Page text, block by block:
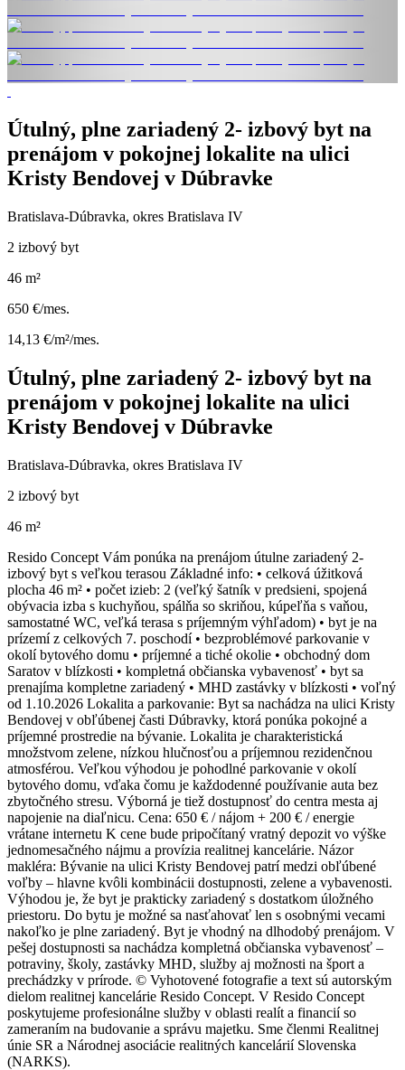
Útulný, plne zariadený 2- izbový byt na
prenájom v pokojnej lokalite na ulici
Kristy Bendovej v Dúbravke
Bratislava-Dúbravka, okres Bratislava IV
2 izbový byt
46 m²
650 €/mes.
14,13 €/m²/mes.
Útulný, plne zariadený 2- izbový byt na
prenájom v pokojnej lokalite na ulici
Kristy Bendovej v Dúbravke
Bratislava-Dúbravka, okres Bratislava IV
2 izbový byt
46 m²
Resido Concept Vám ponúka na prenájom útulne zariadený 2-
izbový byt s veľkou terasou Základné info: • celková úžitková
plocha 46 m² • počet izieb: 2 (veľký šatník v predsieni, spojená
obývacia izba s kuchyňou, spálňa so skriňou, kúpeľňa s vaňou,
samostatné WC, veľká terasa s príjemným výhľadom) • byt je na
prízemí z celkových 7. poschodí • bezproblémové parkovanie v
okolí bytového domu • príjemné a tiché okolie • obchodný dom
Saratov v blízkosti • kompletná občianska vybavenosť • byt sa
prenajíma kompletne zariadený • MHD zastávky v blízkosti • voľný
od 1.10.2026 Lokalita a parkovanie: Byt sa nachádza na ulici Kristy
Bendovej v obľúbenej časti Dúbravky, ktorá ponúka pokojné a
príjemné prostredie na bývanie. Lokalita je charakteristická
množstvom zelene, nízkou hlučnosťou a príjemnou rezidenčnou
atmosférou. Veľkou výhodou je pohodlné parkovanie v okolí
bytového domu, vďaka čomu je každodenné používanie auta bez
zbytočného stresu. Výborná je tiež dostupnosť do centra mesta aj
napojenie na diaľnicu. Cena: 650 € / nájom + 200 € / energie
vrátane internetu K cene bude pripočítaný vratný depozit vo výške
jednomesačného nájmu a provízia realitnej kancelárie. Názor
makléra: Bývanie na ulici Kristy Bendovej patrí medzi obľúbené
voľby – hlavne kvôli kombinácii dostupnosti, zelene a vybavenosti.
Výhodou je, že byt je prakticky zariadený s dostatkom úložného
priestoru. Do bytu je možné sa nasťahovať len s osobnými vecami
nakoľko je plne zariadený. Byt je vhodný na dlhodobý prenájom. V
pešej dostupnosti sa nachádza kompletná občianska vybavenosť –
potraviny, školy, zastávky MHD, služby aj možnosti na šport a
prechádzky v prírode. © Vyhotovené fotografie a text sú autorským
dielom realitnej kancelárie Resido Concept. V Resido Concept
poskytujeme profesionálne služby v oblasti realít a financií so
zameraním na budovanie a správu majetku. Sme členmi Realitnej
únie SR a Národnej asociácie realitných kancelárií Slovenska
(NARKS).